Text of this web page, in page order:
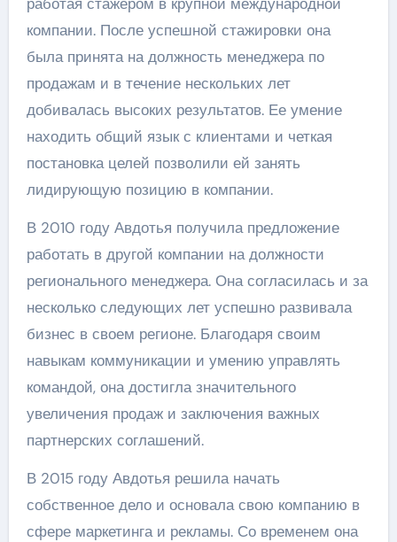
компании. После успешной стажировки она
была принята на должность менеджера по
продажам и в течение нескольких лет
добивалась высоких результатов. Ее умение
находить общий язык с клиентами и четкая
постановка целей позволили ей занять
лидирующую позицию в компании.
В 2010 году Авдотья получила предложение
работать в другой компании на должности
регионального менеджера. Она согласилась и за
несколько следующих лет успешно развивала
бизнес в своем регионе. Благодаря своим
навыкам коммуникации и умению управлять
командой, она достигла значительного
увеличения продаж и заключения важных
партнерских соглашений.
В 2015 году Авдотья решила начать
собственное дело и основала свою компанию в
сфере маркетинга и рекламы. Со временем она